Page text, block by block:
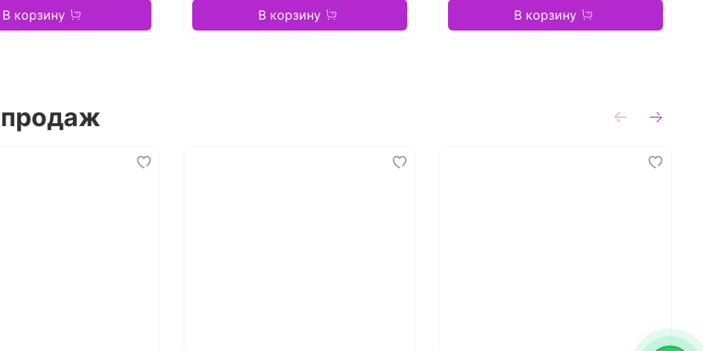
В корзину В корзину В корзину